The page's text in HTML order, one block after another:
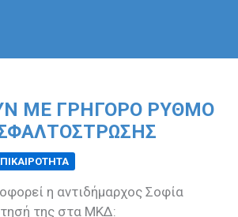
ΜΕ ΓΡΉΓΟΡΟ ΡΥΘΜΌ
η αντιδήμαρχος Σοφία
της στα ΜΚΔ: